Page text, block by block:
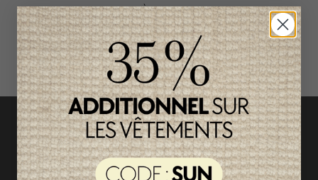
ACCÈS RAPIDE
magasinez par catégorie